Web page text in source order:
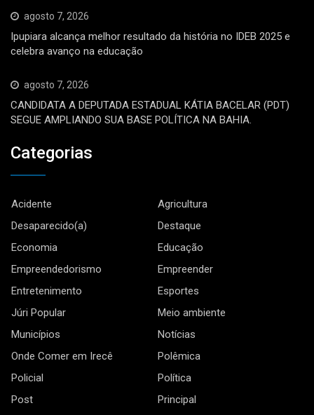
agosto 7, 2026
Ipupiara alcança melhor resultado da história no IDEB 2025 e
celebra avanço na educação
agosto 7, 2026
CANDIDATA A DEPUTADA ESTADUAL KÁTIA BACELAR (PDT)
SEGUE AMPLIANDO SUA BASE POLÍTICA NA BAHIA.
Categorias
Acidente
Agricultura
Desaparecido(a)
Destaque
Economia
Educação
Empreendedorismo
Empreender
Entretenimento
Esportes
Júri Popular
Meio ambiente
Municípios
Notícias
Onde Comer em Irecê
Polêmica
Policial
Política
Post
Principal